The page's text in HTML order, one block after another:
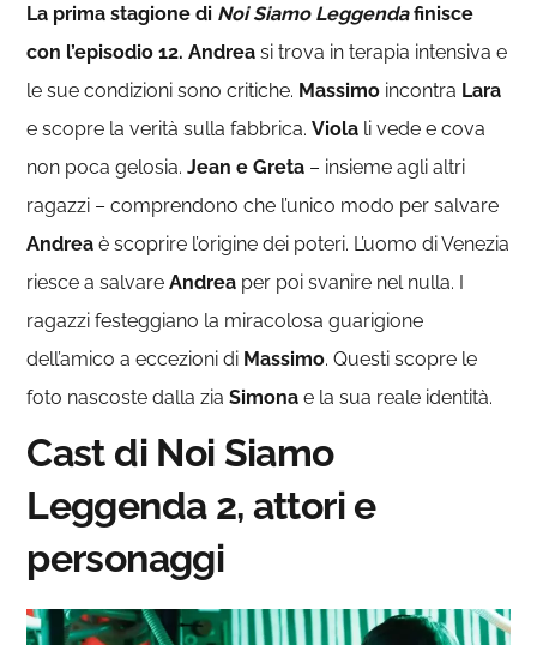
La prima stagione di Noi Siamo Leggendafinisce
con l’episodio 12. Andrea si trova in terapia intensiva e
le sue condizioni sono critiche. Massimo incontra Lara
e scopre la verità sulla fabbrica.Viola li vede e cova
non poca gelosia.Jean e Greta – insieme agli altri
ragazzi – comprendono che l’unico modo per salvare
Andrea è scoprire l’origine dei poteri. L’uomo di Venezia
riesce a salvareAndrea per poi svanire nel nulla. I
ragazzi festeggiano la miracolosa guarigione
dell’amico a eccezioni di Massimo. Questi scopre le
foto nascoste dalla ziaSimona e la sua reale identità.
Cast di Noi Siamo
Leggenda 2, attori e
personaggi